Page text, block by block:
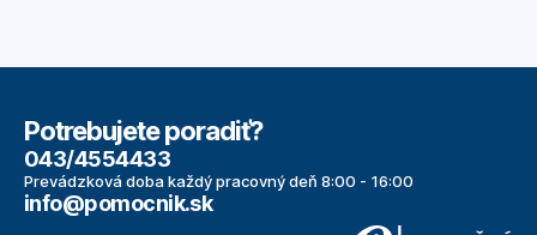
Potrebujete poradiť?
043/4554433
Prevádzková doba každý pracovný deň 8:00 - 16:00
info@pomocnik.sk